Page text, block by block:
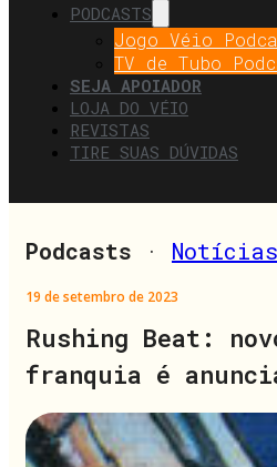
PODCASTS
Jogo Véio
TV de Tubo
SEJA APOIADOR
LOJA DO VÉIO
REVISTAS
TIRE SUAS DÚVIDAS
Podcasts · Notícias
19 de setembro de 2023
Rushing Beat:
franquia é